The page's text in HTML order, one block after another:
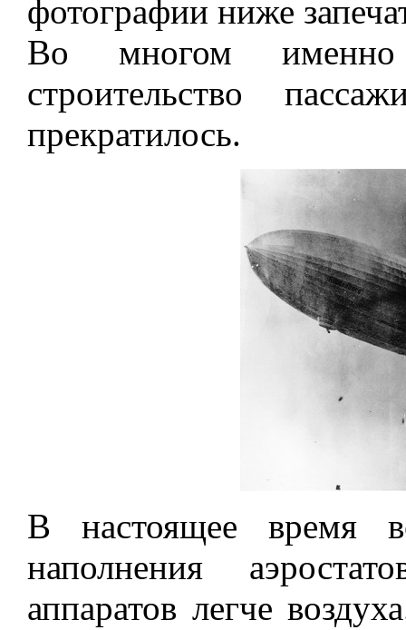
фотографии ниже
Во многом именно
строительство
прекратилось.
В настоящее время
наполнения
аппаратов легче